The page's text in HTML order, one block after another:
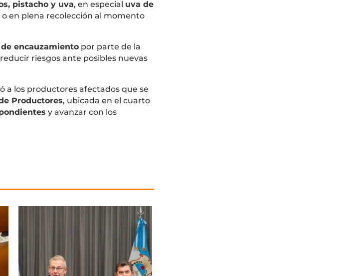
pistacho y uva, en especial uva de
en plena recolección al momento
encauzamientopor parte de la
riesgos ante posibles nuevas
a los productores afectados que se
Productores, ubicada en el cuarto
y avanzar con los